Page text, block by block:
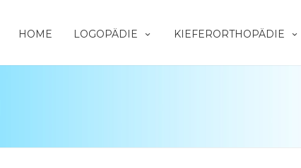
HOME LOGOPÄDIE KIEFERORTHOPÄDIE